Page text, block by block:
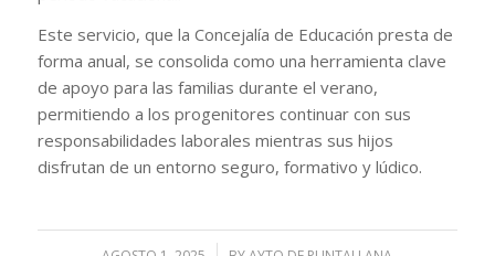
Este servicio, que la Concejalía de Educación presta de
forma anual, se consolida como una herramienta clave
de apoyo para las familias durante el verano,
permitiendo a los progenitores continuar con sus
responsabilidades laborales mientras sus hijos
disfrutan de un entorno seguro, formativo y lúdico.